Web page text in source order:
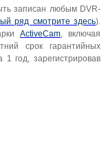
записан любым DVR-
ряд смотрите здесь).
ActiveCam, включая
срок гарантийных
год, зарегистрировав